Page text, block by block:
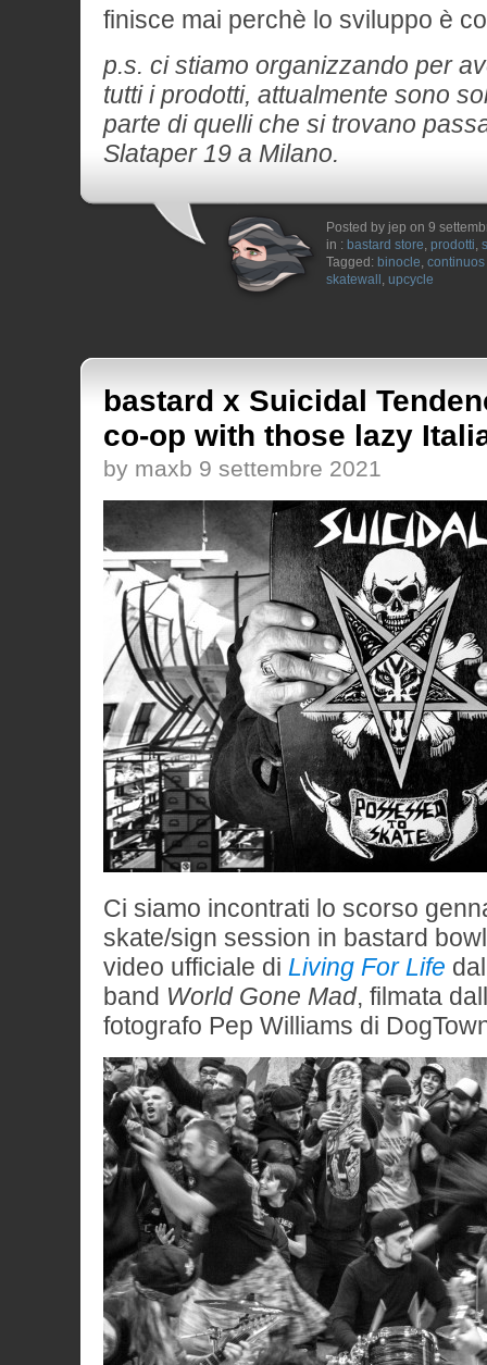
finisce mai perchè lo sviluppo è
p.s. ci stiamo organizzando per
tutti i prodotti, attualmente sono
parte di quelli che si trovano
Slataper 19 a Milano.
Posted by jep on 9
in : bastard store, prodotti,
Tagged: binocle,
skatewall , upcycle
bastard x Suicidal
co-op with those lazy
by maxb 9 settembre 2021
Ci siamo incontrati lo scorso
skate/sign session in bastard
video ufficiale di Living For Life
band World Gone Mad, filmata
fotografo Pep Williams di